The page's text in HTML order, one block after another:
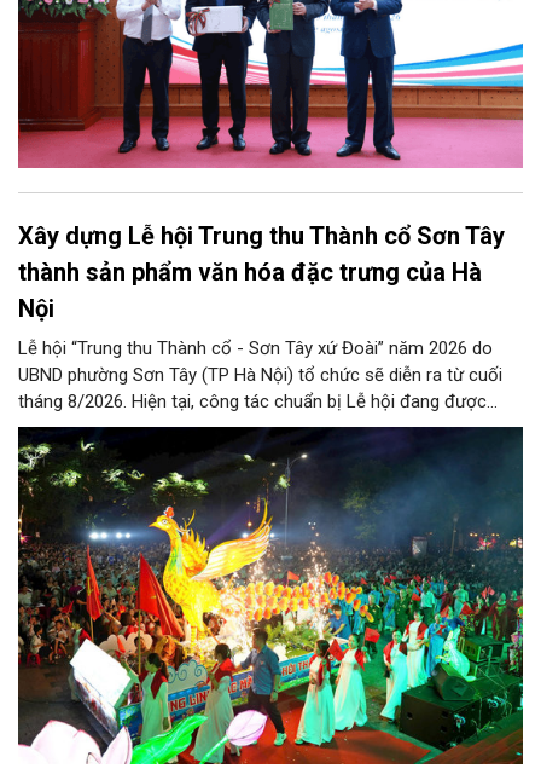
Xây dựng Lễ hội Trung thu Thành cổ Sơn Tây
thành sản phẩm văn hóa đặc trưng của Hà
Nội
Lễ hội “Trung thu Thành cổ - Sơn Tây xứ Đoài” năm 2026 do
UBND phường Sơn Tây (TP Hà Nội) tổ chức sẽ diễn ra từ cuối
tháng 8/2026. Hiện tại, công tác chuẩn bị Lễ hội đang được
chính quyền phường Sơn Tây cùng các phòng, ban, ngành, đơn
vị và 25 tổ dân phố khẩn trương triển khai, tạo khí thế sôi nổi,
sẵn sàng mang đến cho Nhân dân và du khách một mùa Trung
thu quy mô, đặc sắc và giàu bản sắc văn hóa xứ Đoài.